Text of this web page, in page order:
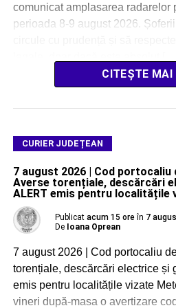
comunicat amplasarea radarelor
perioada 8-9 august 2026.
CITEȘTE MAI
CURIER JUDEȚEAN
7 august 2026 | Cod portocaliu
Averse torențiale, descărcări
ALERT emis pentru localitățile
Publicat acum 15 ore în 7
De Ioana Oprean
7 august 2026 | Cod portocaliu
torențiale, descărcări electrice și
emis pentru localitățile vizate
vineri după-masa o avertizare